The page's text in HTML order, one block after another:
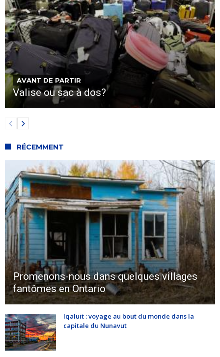
AVANT DE PARTIR
Valise ou sac à dos?
RÉCEMMENT
Promenons-nous dans quelques villages
fantômes en Ontario
Iqaluit : voyage au bout du monde dans la
capitale du Nunavut